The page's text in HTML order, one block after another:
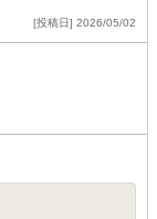
[投稿日] 2026/05/02